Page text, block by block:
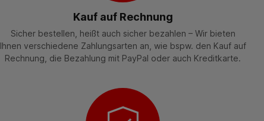
Kauf auf Rechnung
Sicher bestellen, heißt auch sicher bezahlen – Wir bieten
Ihnen verschiedene Zahlungsarten an, wie bspw. den Kauf auf
Rechnung, die Bezahlung mit PayPal oder auch Kreditkarte.